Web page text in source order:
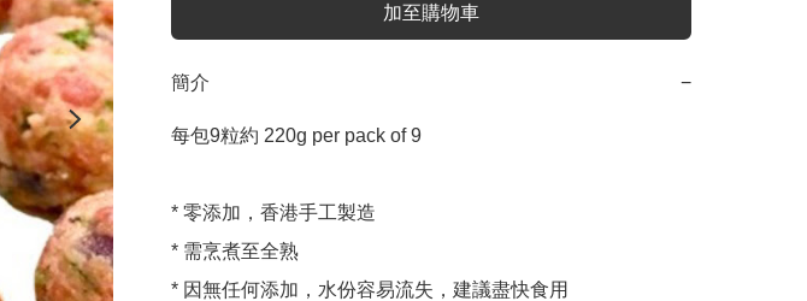
加至購物車
簡介 −
每包9粒約 220g per pack of 9
* 零添加，香港手工製造
* 需烹煮至全熟
* 因無任何添加，水份容易流失，建議盡快食用